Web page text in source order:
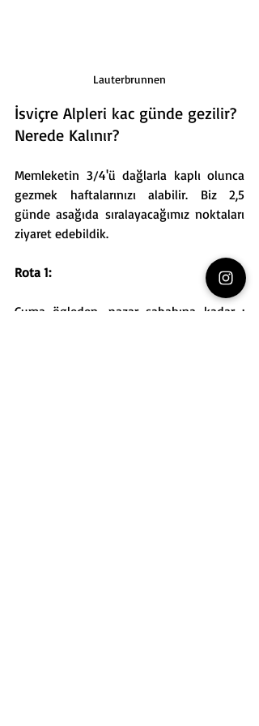
Lauterbrunnen
İsviçre Alpleri kac günde gezilir?
Nerede Kalınır?
Memleketin 3/4'ü dağlarla kaplı olunca
gezmek haftalarınızı alabilir. Biz 2,5
günde asağıda sıralayacağımız noktaları
ziyaret edebildik.
Rota 1:
Cuma ögleden, pazar sabahına kadar :